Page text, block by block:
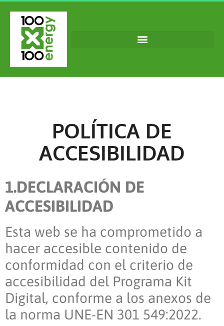
POLÍTICA DE
ACCESIBILIDAD
1.DECLARACIÓN DE
ACCESIBILIDAD
Esta web se ha comprometido a
hacer accesible contenido de
conformidad con el criterio de
accesibilidad del Programa Kit
Digital, conforme a los anexos de
la norma UNE-EN 301 549:2022.